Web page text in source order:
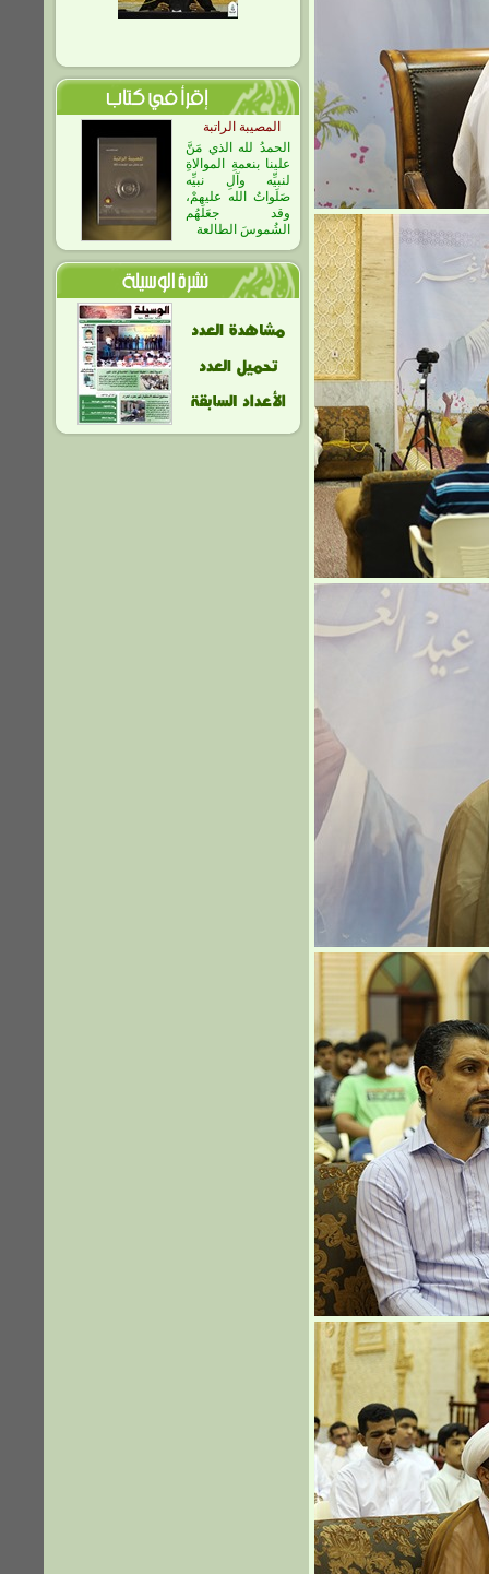
المصيبة الراتبة
الحمدُ لله الذي مَنَّ
علينا بنعمةِ الموالاةِ
لنبيِّه وآلِ نبيِّه
صَلَواتُ الله عليهمْ،
وقد جعَلَهُم
الشُموسَ الطالعة